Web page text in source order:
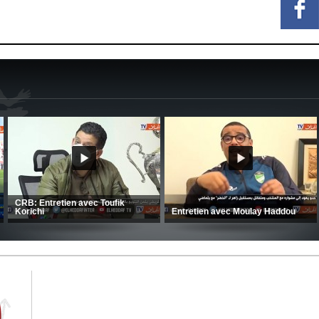
CSC: La préparation des hommes
d’Amrani se poursuit en Tunisie
Kaci-Saïd évoque le large
du Mouloudia face au FC